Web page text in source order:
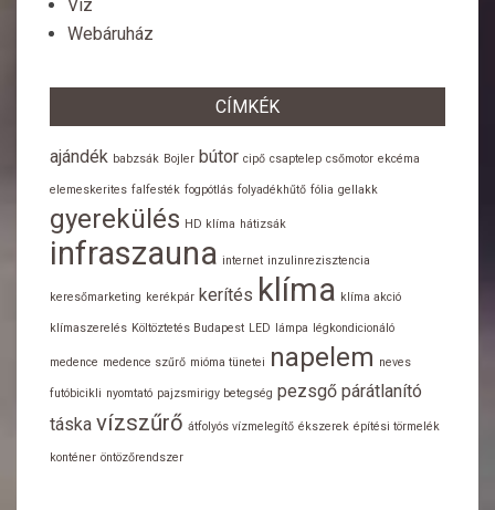
Víz
Webáruház
CÍMKÉK
ajándék babzsák Bojler bútor cipő csaptelep csőmotor ekcéma
elemeskerites falfesték fogpótlás folyadékhűtő fólia gellakk
gyerekülés HD klíma hátizsák
infraszauna internet inzulinrezisztencia
keresőmarketing kerékpár kerítés klíma klíma akció
klímaszerelés Költöztetés Budapest LED lámpa légkondicionáló
medence medence szűrő mióma tünetei napelem neves
futóbicikli nyomtató pajzsmirigy betegség pezsgő párátlanító
táska vízszűrő átfolyós vízmelegítő ékszerek építési törmelék
konténer öntözőrendszer